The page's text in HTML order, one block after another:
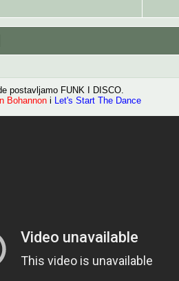
postavljamo FUNK I DISCO.
Bohannoni Let's Start The Dance